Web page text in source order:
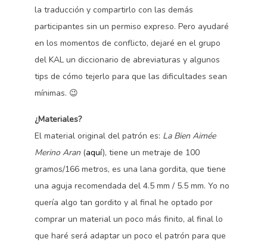
la traducción y compartirlo con las demás
participantes sin un permiso expreso. Pero ayudaré
en los momentos de conflicto, dejaré en el grupo
del KAL un diccionario de abreviaturas y algunos
tips de cómo tejerlo para que las dificultades sean
mínimas. 😉
¿Materiales?
El material original del patrón es: La Bien Aimée
Merino Aran (aquí), tiene un metraje de 100
gramos/166 metros, es una lana gordita, que tiene
una aguja recomendada del 4.5 mm / 5.5 mm. Yo no
quería algo tan gordito y al final he optado por
comprar un material un poco más finito, al final lo
que haré será adaptar un poco el patrón para que